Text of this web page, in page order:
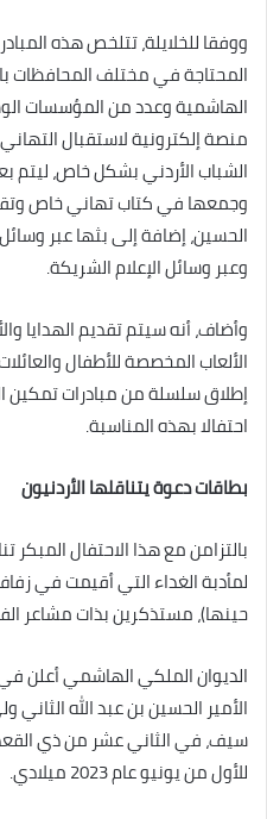
ووفقا للخلايلة، تتلخص هذه
المحتاجة في مختلف المحافظات
الهاشمية وعدد من المؤسسات
منصة إلكترونية لاستقبال
الشباب الأردني بشكل خاص، ليتم
وجمعها في كتاب تهاني خاص
الحسين، إضافة إلى بثها عبر
وعبر وسائل الإعلام الشريكة.
وأضاف، أنه سيتم تقديم الهدايا
الألعاب المخصصة للأطفال
إطلاق سلسلة من مبادرات تمكين
احتفالا بهذه المناسبة.
بطاقات دعوة يتناقلها الأردنيون
بالتزامن مع هذا الاحتفال المبكر
لمأدبة الغداء التي أقيمت في زفاف
حينها)، مستذكرين بذات مشاعر
الديوان الملكي الهاشمي أعلن
الأمير الحسين بن عبد الله
للأول من يونيو عام 2023 ميلادي.